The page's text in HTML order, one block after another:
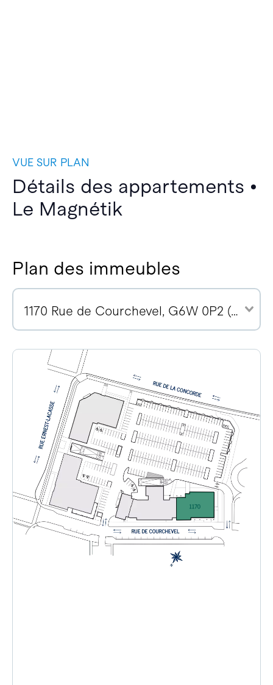
VUE SUR PLAN
Détails des appartements •
Le Magnétik
Plan des immeubles
1170 Rue de Courchevel, G6W 0P2 (14)